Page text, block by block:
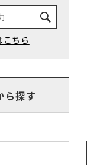
ら探す